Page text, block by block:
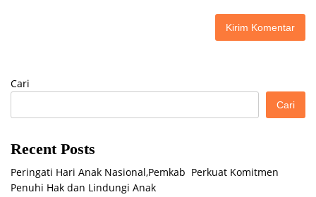
Cari
Cari
Recent Posts
Peringati Hari Anak Nasional,Pemkab Perkuat Komitmen
Penuhi Hak dan Lindungi Anak